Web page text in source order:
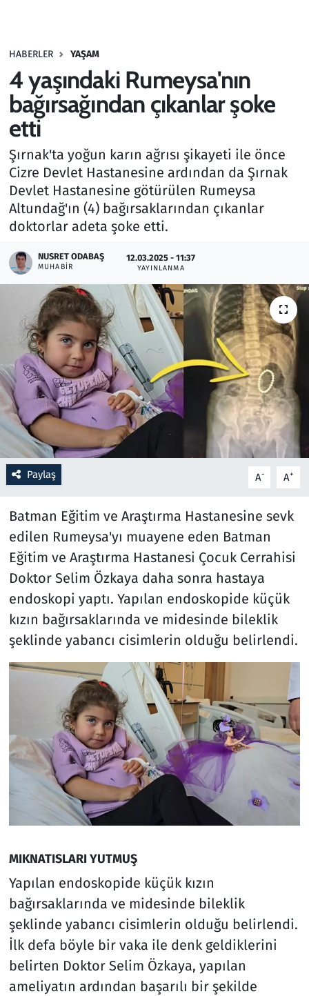
HABERLER YAŞAM
4 yaşındaki Rumeysa'nın
bağırsağından çıkanlar şoke
etti
Şırnak'ta yoğun karın ağrısı şikayeti ile önce
Cizre Devlet Hastanesine ardından da Şırnak
Devlet Hastanesine götürülen Rumeysa
Altundağ'ın (4) bağırsaklarından çıkanlar
doktorlar adeta şoke etti.
NUSRET ODABAŞ
MUHABIR
12.03.2025 - 11:37
YAYINLANMA
Paylaş A- A+
Batman Eğitim ve Araştırma Hastanesine sevk
edilen Rumeysa'yı muayene eden Batman
Eğitim ve Araştırma Hastanesi Çocuk Cerrahisi
Doktor Selim Özkaya daha sonra hastaya
endoskopi yaptı. Yapılan endoskopide küçük
kızın bağırsaklarında ve midesinde bileklik
şeklinde yabancı cisimlerin olduğu belirlendi.
MIKNATISLARI YUTMUŞ
Yapılan endoskopide küçük kızın
bağırsaklarında ve midesinde bileklik
şeklinde yabancı cisimlerin olduğu belirlendi.
İlk defa böyle bir vaka ile denk geldiklerini
belirten Doktor Selim Özkaya, yapılan
ameliyatın ardından başarılı bir şekilde
Haber
Kültür Sanat
Lezzet Durağı
Memur ve Kamu
Otomobil
Oyun
Ramazan
Resmi İlanlar
Rüya Tabirleri
Sağlık
Savunma Sanayi
Seçim 2023
Spor
Teknoloji ve Bilim
Televizyon